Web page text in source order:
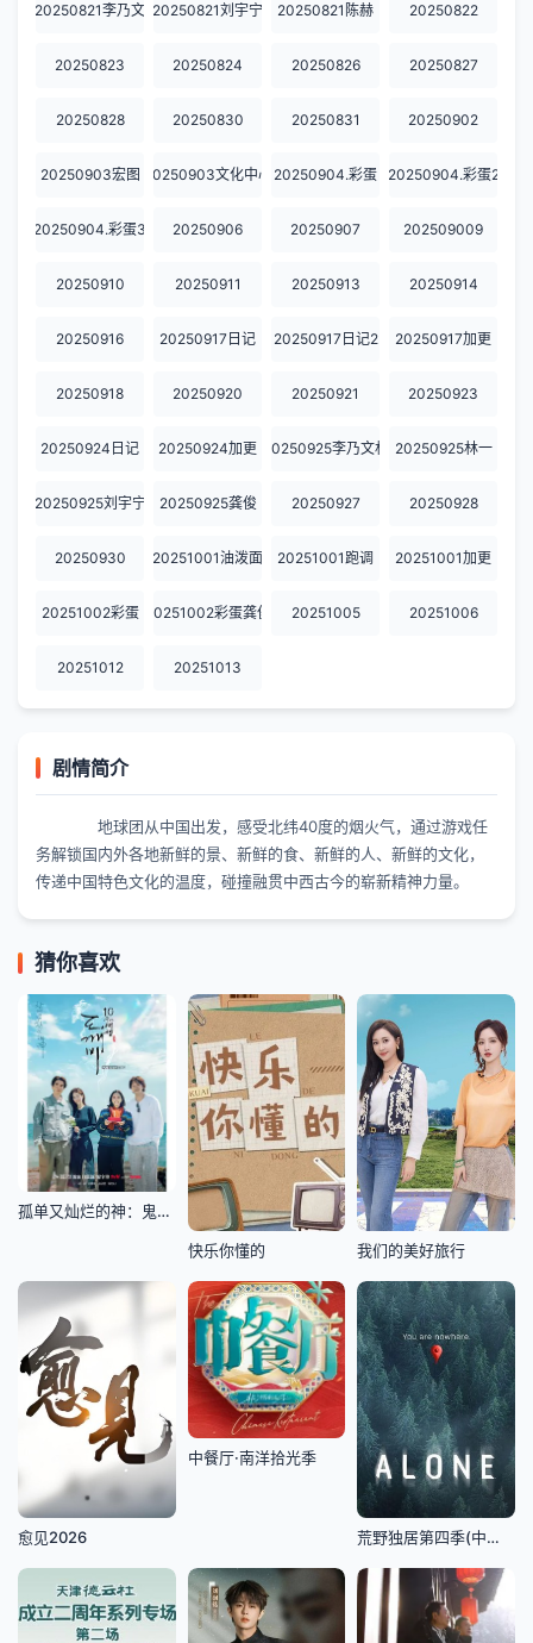
20250821李乃文 20250821刘宇宁 20250821陈赫 20250822
20250823 20250824 20250826 20250827
20250828 20250830 20250831 20250902
20250903宏图 20250903文化中心 20250904.彩蛋 20250904.彩蛋2
20250904.彩蛋3 20250906 20250907 202509009
20250910 20250911 20250913 20250914
20250916 20250917日记 20250917日记2 20250917加更
20250918 20250920 20250921 20250923
20250924日记 20250924加更 20250925李乃文林 20250925林一
20250925刘宇宁 20250925龚俊 20250927 20250928
20250930 20251001油泼面 20251001跑调 20251001加更
20251002彩蛋 20251002彩蛋龚俊 20251005 20251006
20251012 20251013
剧情简介
地球团从中国出发，感受北纬40度的烟火气，通过游戏任
务解锁国内外各地新鲜的景、新鲜的食、新鲜的人、新鲜的文化，
传递中国特色文化的温度，碰撞融贯中西古今的崭新精神力量。
猜你喜欢
孤单又灿烂的神：鬼怪十周年特辑
快乐你懂的 我们的美好旅行
愈见2026
中餐厅·南洋拾光季
荒野独居第四季(中配版)